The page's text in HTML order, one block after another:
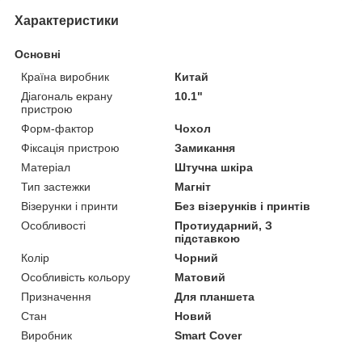
Характеристики
Основні
Країна виробник
Китай
Діагональ екрану
пристрою
10.1"
Форм-фактор
Чохол
Фіксація пристрою
Замикання
Матеріал
Штучна шкіра
Тип застежки
Магніт
Візерунки і принти
Без візерунків і принтів
Особливості
Протиударний, З
підставкою
Колір
Чорний
Особливість кольору
Матовий
Призначення
Для планшета
Стан
Новий
Виробник
Smart Cover